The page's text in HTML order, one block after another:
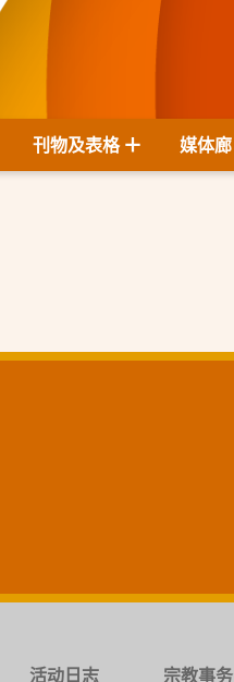
刊物及表格 媒体廊
活动日志 宗教事务